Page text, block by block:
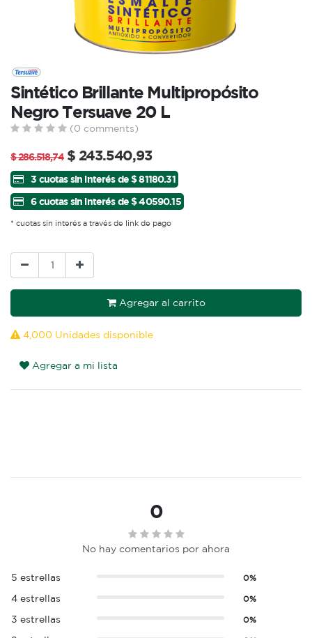
Sintético Brillante Multipropósito
Negro Tersuave 20 L
(0 comments)
$286.518,74 $ 243.540,93
3 cuotas sin interés de $ 81180.31
6 cuotas sin interés de $ 40590.15
* cuotas sin interés a través de link de pago
Agregar al carrito
4,000 Unidades disponible
Agregar a mi lista
0
No hay comentarios por ahora
5 estrellas 0%
4 estrellas 0%
3 estrellas 0%